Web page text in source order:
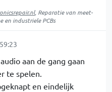
, Reparatie van meet-
industriele PCBs
aan de gang gaan
te spelen.
en eindelijk